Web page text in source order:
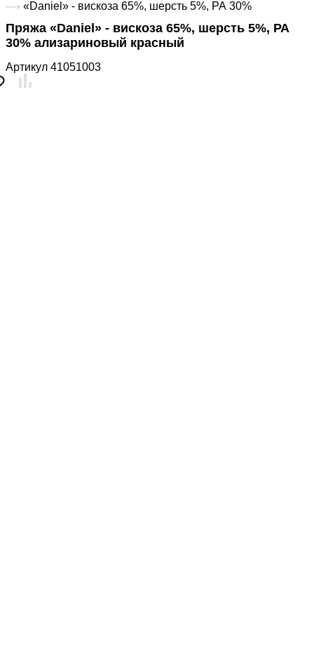
«Daniel» - вискоза 65%, шерсть 5%, РА 30%
Пряжа «Daniel» - вискоза 65%, шерсть 5%, РА
30% ализариновый красный
Артикул 41051003